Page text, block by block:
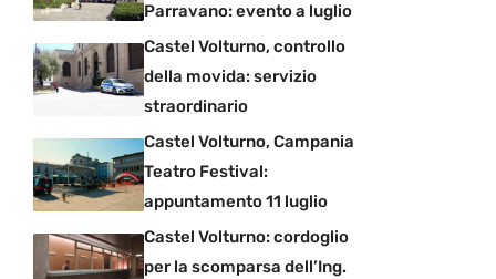
Parravano: evento a luglio
Castel Volturno, controllo
della movida: servizio
straordinario
Castel Volturno, Campania
Teatro Festival:
appuntamento 11 luglio
Castel Volturno: cordoglio
per la scomparsa dell’Ing.